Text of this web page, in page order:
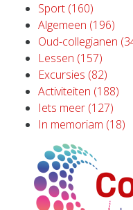
Sport (160)
Algemeen (196)
Oud-collegianen
Lessen (157)
Excursies (82)
Activiteiten (188)
Iets meer (127)
In memoriam (18)